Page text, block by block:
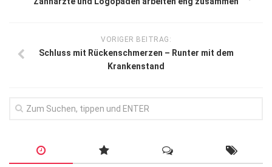
VORIGER BEITRAG:
Schluss mit Rückenschmerzen – Runter mit dem
Krankenstand